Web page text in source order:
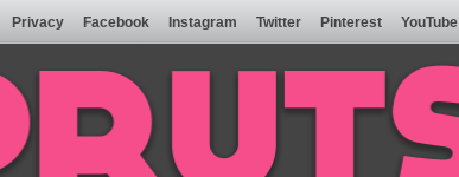
Privacy Facebook Instagram Twitter Pinterest YouTube